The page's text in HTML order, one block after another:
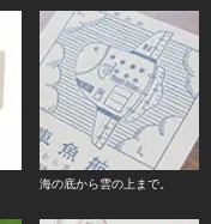
海の底から雲の上まで。